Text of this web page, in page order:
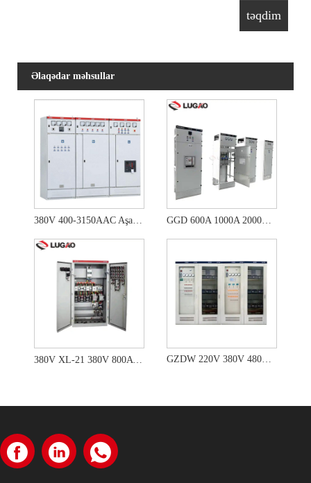
Əlaqədar məhsullar
GZDW 220V 380V 480A 800A Çin istehsalı DC Çıxış Kommutasiya Gücü